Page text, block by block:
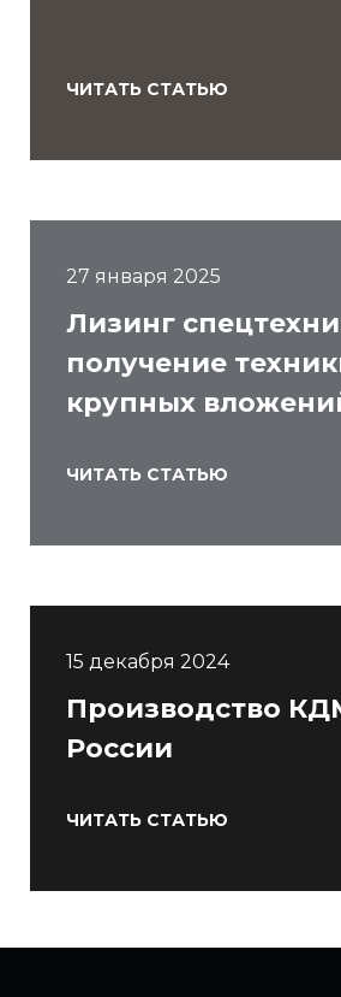
ЧИТАТЬ СТАТЬЮ
27 января 2025
Лизинг
получение
крупных
ЧИТАТЬ СТАТЬЮ
15 декабря 2024
Производство
России
ЧИТАТЬ СТАТЬЮ